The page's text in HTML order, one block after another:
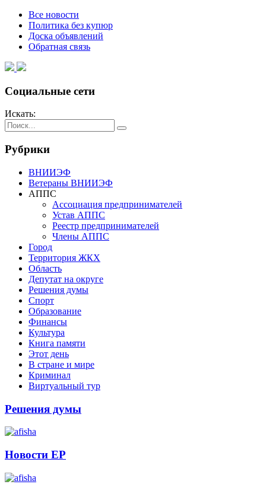
Все новости
Политика без купюр
Доска объявлений
Обратная связь
Социальные сети
Искать:
Рубрики
ВНИИЭФ
Ветераны ВНИИЭФ
АППС
Ассоциация предпринимателей
Устав АППС
Реестр предпринимателей
Члены АППС
Город
Территория ЖКХ
Область
Депутат на округе
Решения думы
Спорт
Образование
Финансы
Культура
Книга памяти
Этот день
В стране и мире
Криминал
Виртуальный тур
Решения думы
Новости ЕР